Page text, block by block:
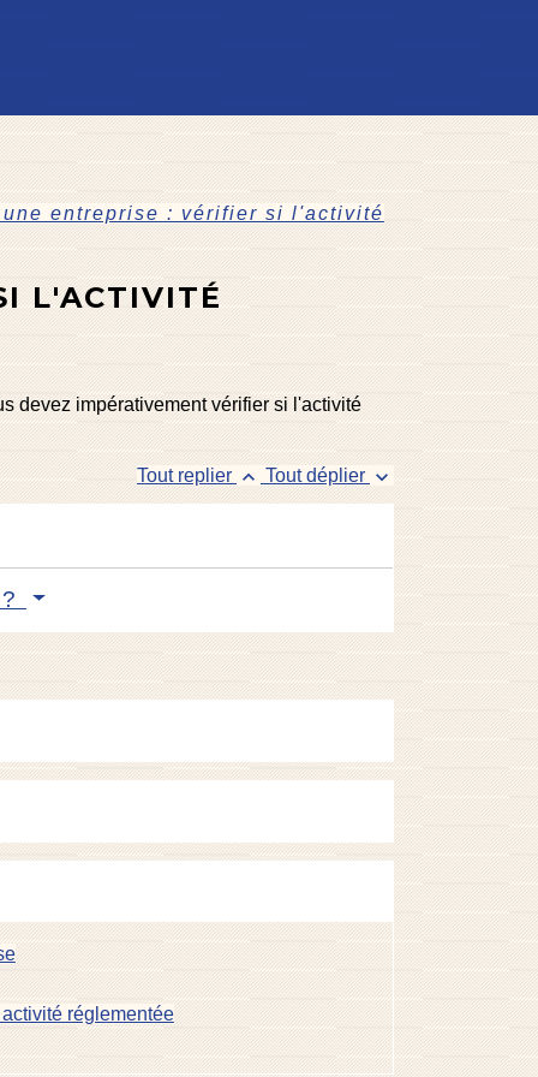
une entreprise : vérifier si l'activité
L'ACTIVITÉ
devez impérativement vérifier si l'activité
Tout replier keyboard_arrow_up Tout déplier keyboard_arrow_down
réglementée